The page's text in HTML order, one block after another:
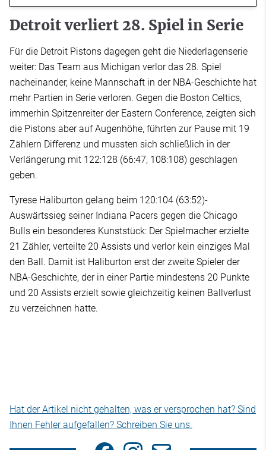
Detroit verliert 28. Spiel in Serie
Für die Detroit Pistons dagegen geht die Niederlagenserie
weiter: Das Team aus Michigan verlor das 28. Spiel
nacheinander, keine Mannschaft in der NBA-Geschichte hat
mehr Partien in Serie verloren. Gegen die Boston Celtics,
immerhin Spitzenreiter der Eastern Conference, zeigten sich
die Pistons aber auf Augenhöhe, führten zur Pause mit 19
Zählern Differenz und mussten sich schließlich in der
Verlängerung mit 122:128 (66:47, 108:108) geschlagen
geben.
Tyrese Haliburton gelang beim 120:104 (63:52)-
Auswärtssieg seiner Indiana Pacers gegen die Chicago
Bulls ein besonderes Kunststück: Der Spielmacher erzielte
21 Zähler, verteilte 20 Assists und verlor kein einziges Mal
den Ball. Damit ist Haliburton erst der zweite Spieler der
NBA-Geschichte, der in einer Partie mindestens 20 Punkte
und 20 Assists erzielt sowie gleichzeitig keinen Ballverlust
zu verzeichnen hatte.
Hat der Artikel nicht gehalten, was er versprochen hat? Sind
Ihnen Fehler aufgefallen? Schreiben Sie uns.